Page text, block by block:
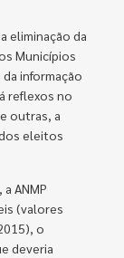
eliminação da
Municípios
informação
reflexos no
outras, a
eleitos
ANMP
(valores
o
deveria